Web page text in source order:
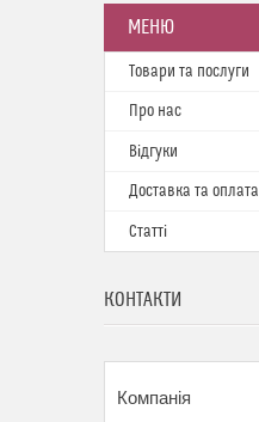
Товари та послуги
Про нас
Відгуки
Доставка та оплата
Статті
КОНТАКТИ